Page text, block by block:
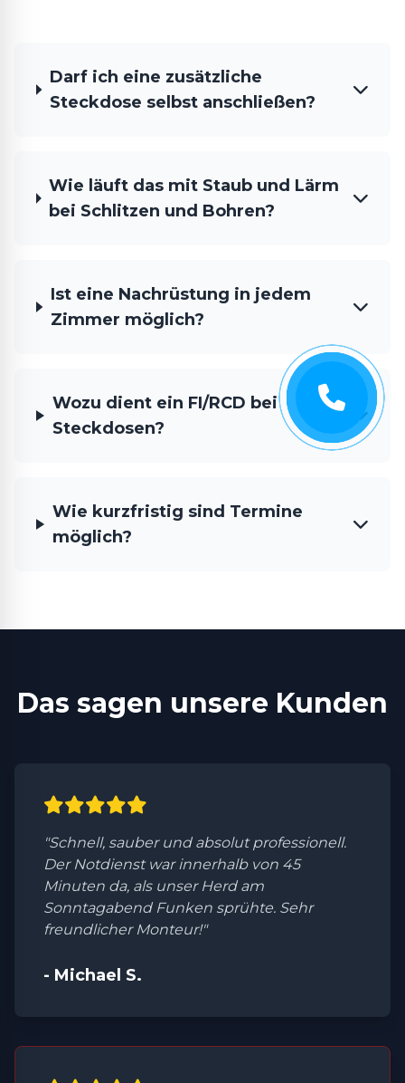
Darf ich eine zusätzliche
Steckdose selbst anschließen?
Wie läuft das mit Staub und Lärm
bei Schlitzen und Bohren?
Ist eine Nachrüstung in jedem
Zimmer möglich?
Wozu dient ein FI/RCD bei
Steckdosen?
Wie kurzfristig sind Termine
möglich?
Das sagen unsere Kunden
"Schnell, sauber und absolut professionell.
Der Notdienst war innerhalb von 45
Minuten da, als unser Herd am
Sonntagabend Funken sprühte. Sehr
freundlicher Monteur!"
- Michael S.